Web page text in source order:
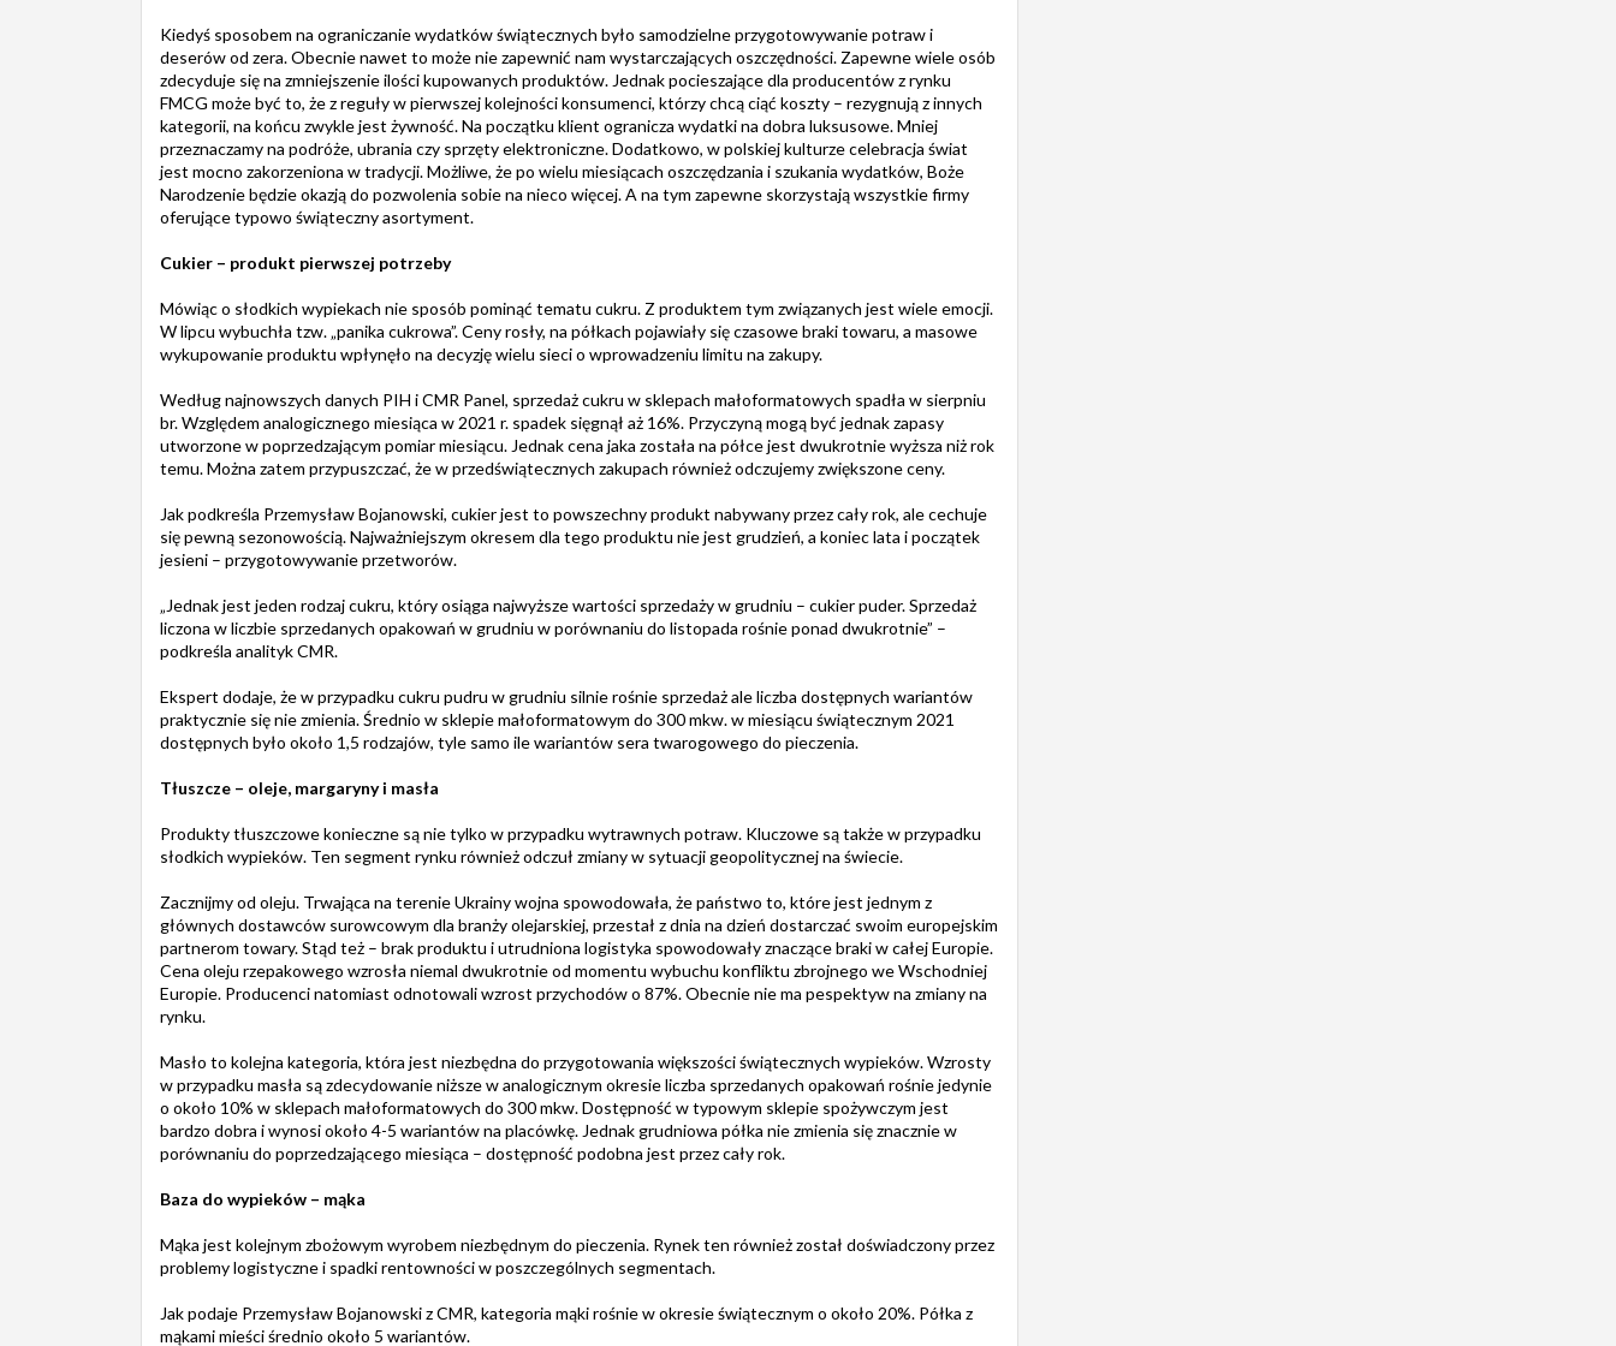
Kiedyś sposobem na ograniczanie wydatków świątecznych było samodzielne przygotowywanie potraw i
deserów od zera. Obecnie nawet to może nie zapewnić nam wystarczających oszczędności. Zapewne wiele osób
zdecyduje się na zmniejszenie ilości kupowanych produktów. Jednak pocieszające dla producentów z rynku
FMCG może być to, że z reguły w pierwszej kolejności konsumenci, którzy chcą ciąć koszty – rezygnują z innych
kategorii, na końcu zwykle jest żywność. Na początku klient ogranicza wydatki na dobra luksusowe. Mniej
przeznaczamy na podróże, ubrania czy sprzęty elektroniczne. Dodatkowo, w polskiej kulturze celebracja świat
jest mocno zakorzeniona w tradycji. Możliwe, że po wielu miesiącach oszczędzania i szukania wydatków, Boże
Narodzenie będzie okazją do pozwolenia sobie na nieco więcej. A na tym zapewne skorzystają wszystkie firmy
oferujące typowo świąteczny asortyment.
Cukier – produkt pierwszej potrzeby
Mówiąc o słodkich wypiekach nie sposób pominąć tematu cukru. Z produktem tym związanych jest wiele emocji.
W lipcu wybuchła tzw. „panika cukrowa”. Ceny rosły, na półkach pojawiały się czasowe braki towaru, a masowe
wykupowanie produktu wpłynęło na decyzję wielu sieci o wprowadzeniu limitu na zakupy.
Według najnowszych danych PIH i CMR Panel, sprzedaż cukru w sklepach małoformatowych spadła w sierpniu
br. Względem analogicznego miesiąca w 2021 r. spadek sięgnął aż 16%. Przyczyną mogą być jednak zapasy
utworzone w poprzedzającym pomiar miesiącu. Jednak cena jaka została na półce jest dwukrotnie wyższa niż rok
temu. Można zatem przypuszczać, że w przedświątecznych zakupach również odczujemy zwiększone ceny.
Jak podkreśla Przemysław Bojanowski, cukier jest to powszechny produkt nabywany przez cały rok, ale cechuje
się pewną sezonowością. Najważniejszym okresem dla tego produktu nie jest grudzień, a koniec lata i początek
jesieni – przygotowywanie przetworów.
„Jednak jest jeden rodzaj cukru, który osiąga najwyższe wartości sprzedaży w grudniu – cukier puder. Sprzedaż
liczona w liczbie sprzedanych opakowań w grudniu w porównaniu do listopada rośnie ponad dwukrotnie” –
podkreśla analityk CMR.
Ekspert dodaje, że w przypadku cukru pudru w grudniu silnie rośnie sprzedaż ale liczba dostępnych wariantów
praktycznie się nie zmienia. Średnio w sklepie małoformatowym do 300 mkw. w miesiącu świątecznym 2021
dostępnych było około 1,5 rodzajów, tyle samo ile wariantów sera twarogowego do pieczenia.
Tłuszcze – oleje, margaryny i masła
Produkty tłuszczowe konieczne są nie tylko w przypadku wytrawnych potraw. Kluczowe są także w przypadku
słodkich wypieków. Ten segment rynku również odczuł zmiany w sytuacji geopolitycznej na świecie.
Zacznijmy od oleju. Trwająca na terenie Ukrainy wojna spowodowała, że państwo to, które jest jednym z
głównych dostawców surowcowym dla branży olejarskiej, przestał z dnia na dzień dostarczać swoim europejskim
partnerom towary. Stąd też – brak produktu i utrudniona logistyka spowodowały znaczące braki w całej Europie.
Cena oleju rzepakowego wzrosła niemal dwukrotnie od momentu wybuchu konfliktu zbrojnego we Wschodniej
Europie. Producenci natomiast odnotowali wzrost przychodów o 87%. Obecnie nie ma pespektyw na zmiany na
rynku.
Masło to kolejna kategoria, która jest niezbędna do przygotowania większości świątecznych wypieków. Wzrosty
w przypadku masła są zdecydowanie niższe w analogicznym okresie liczba sprzedanych opakowań rośnie jedynie
o około 10% w sklepach małoformatowych do 300 mkw. Dostępność w typowym sklepie spożywczym jest
bardzo dobra i wynosi około 4-5 wariantów na placówkę. Jednak grudniowa półka nie zmienia się znacznie w
porównaniu do poprzedzającego miesiąca – dostępność podobna jest przez cały rok.
Baza do wypieków – mąka
Mąka jest kolejnym zbożowym wyrobem niezbędnym do pieczenia. Rynek ten również został doświadczony przez
problemy logistyczne i spadki rentowności w poszczególnych segmentach.
Jak podaje Przemysław Bojanowski z CMR, kategoria mąki rośnie w okresie świątecznym o około 20%. Półka z
mąkami mieści średnio około 5 wariantów.